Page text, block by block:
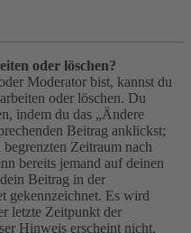
oder löschen?
Moderator bist, kannst du
oder löschen. Du
indem du das „Ändere
Beitrag anklickst;
Zeitraum nach
bereits jemand auf deinen
Beitrag in der
gekennzeichnet. Es wird
letzte Zeitpunkt der
Hinweis erscheint nicht,